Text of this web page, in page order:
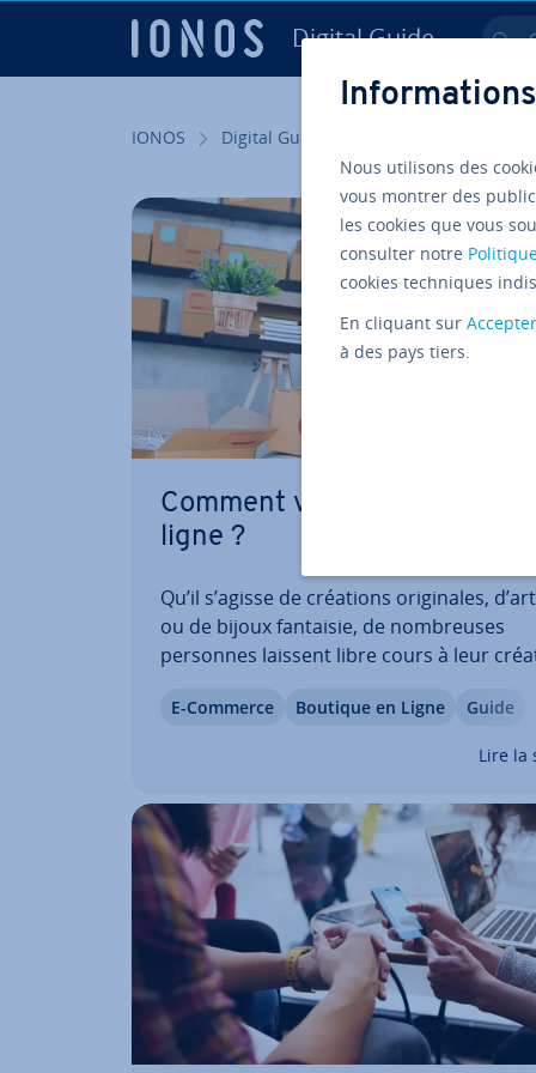
Digital Guide
IONOS Digital Guide
Comment vendre ses
ligne ?
Qu’il s’agisse de créations ori­gi­nales,
ou de bijoux fantaisie, de nom­breuses
personnes laissent libre cours à leur
produits de qualité qui suscitent l’intérêt
E-Commerce Boutique en Ligne Guide
Lire la
Nous utilisons des
vous montrer des
les cookies que vous
consulter notre
cookies techniques
En cliquant sur Accepter
à des pays tiers.